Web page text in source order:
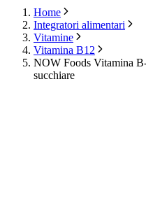
Home
Integratori alimentari
Vitamine
Vitamina B12
NOW Foods Vitamina
succhiare